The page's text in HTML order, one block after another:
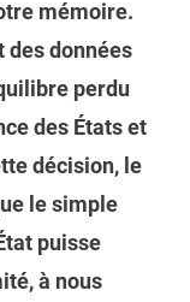
mémoire.
des données
perdu
des États et
décision, le
le simple
puisse
à nous